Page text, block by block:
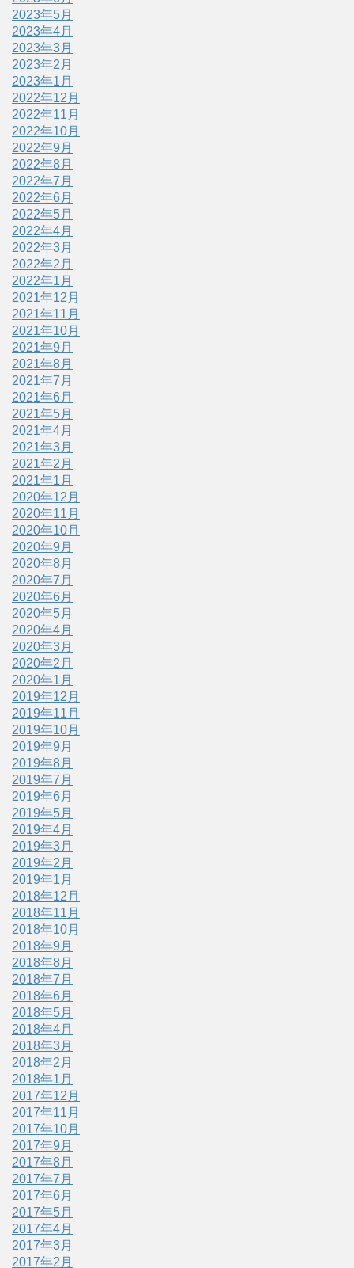
2023年5月
2023年4月
2023年3月
2023年2月
2023年1月
2022年12月
2022年11月
2022年10月
2022年9月
2022年8月
2022年7月
2022年6月
2022年5月
2022年4月
2022年3月
2022年2月
2022年1月
2021年12月
2021年11月
2021年10月
2021年9月
2021年8月
2021年7月
2021年6月
2021年5月
2021年4月
2021年3月
2021年2月
2021年1月
2020年12月
2020年11月
2020年10月
2020年9月
2020年8月
2020年7月
2020年6月
2020年5月
2020年4月
2020年3月
2020年2月
2020年1月
2019年12月
2019年11月
2019年10月
2019年9月
2019年8月
2019年7月
2019年6月
2019年5月
2019年4月
2019年3月
2019年2月
2019年1月
2018年12月
2018年11月
2018年10月
2018年9月
2018年8月
2018年7月
2018年6月
2018年5月
2018年4月
2018年3月
2018年2月
2018年1月
2017年12月
2017年11月
2017年10月
2017年9月
2017年8月
2017年7月
2017年6月
2017年5月
2017年4月
2017年3月
2017年2月